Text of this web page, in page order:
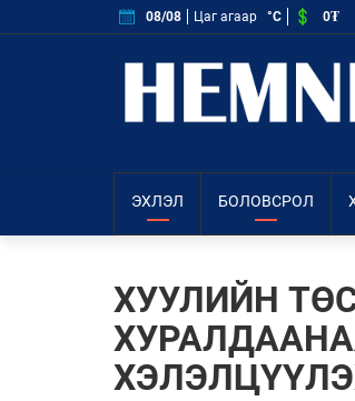
08/08 Цаг агаар °C 0₮
ЭХЛЭЛ БОЛОВСРОЛ
ХУУЛИЙН